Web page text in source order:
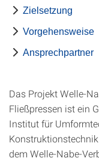
Zielsetzung
Vorgehensweise
Ansprechpartner
Das Projekt Welle-
Fließpressen ist ein
Institut für
dem Welle-Nabe-